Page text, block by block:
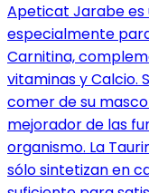
Apeticat Jarabe
especialmente
Carnitina,
vitaminas y Calcio.
comer de su
mejorador de las
organismo. La
sólo sintetizan en